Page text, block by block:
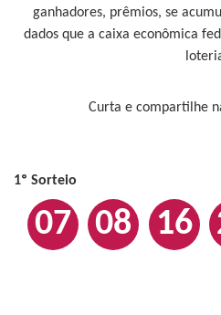
ganhadores, prêmios, se
dados que a caixa econômica
Curta e compartilhe
1º Sorteio
07 08 16